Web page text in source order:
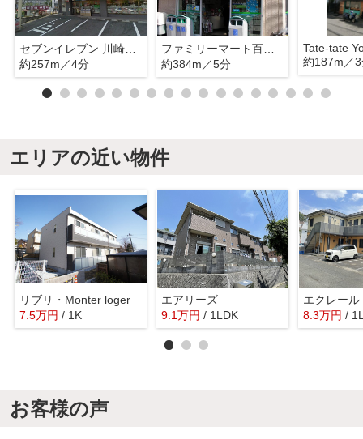
セブンイレブン 川崎百合丘店
約257m／4分
ファミリーマート百合ヶ丘駅南口店
約384m／5分
Tate-tate
約187m／
エリアの近い物件
リブリ・Monter loger
7.5万円 / 1K
エアリーズ
9.1万円 / 1LDK
エクレー
8.3万円 /
お客様の声